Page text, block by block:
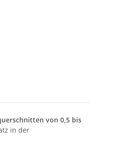
von 0,5 bis
in der